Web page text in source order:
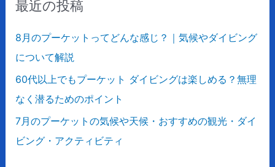
:最近の投稿
8月のプーケットってどんな感じ？｜気候やダイビング
について解説
60代以上でもプーケット ダイビングは楽しめる？無理
なく潜るためのポイント
7月のプーケットの気候や天候・おすすめの観光・ダイ
ビング・アクティビティ